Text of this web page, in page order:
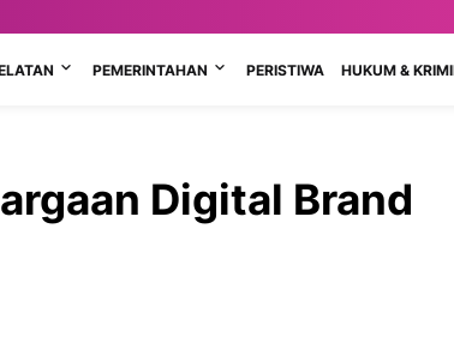
PEMERINTAHAN PERISTIWA HUKUM &
Digital Brand